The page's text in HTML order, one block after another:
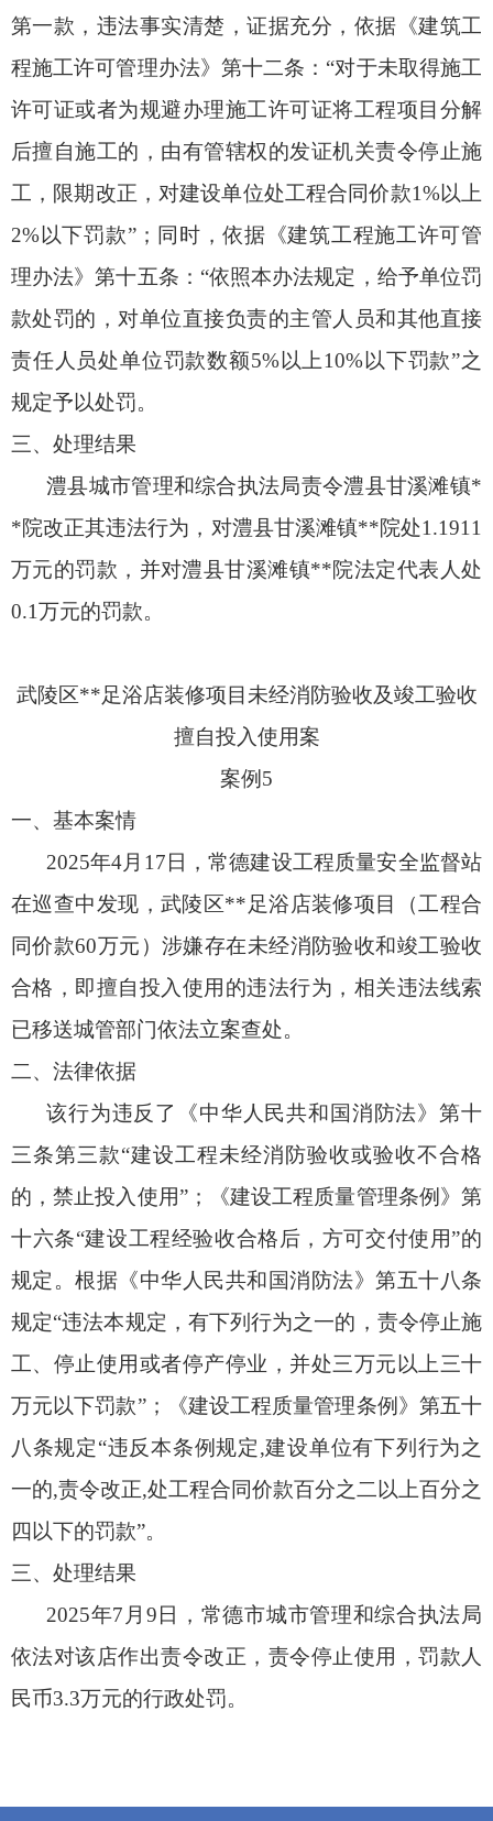
第一款，违法事实清楚，证据充分，依据《建筑工
程施工许可管理办法》第十二条：“对于未取得施工
许可证或者为规避办理施工许可证将工程项目分解
后擅自施工的，由有管辖权的发证机关责令停止施
工，限期改正，对建设单位处工程合同价款1%以上
2%以下罚款”；同时，依据《建筑工程施工许可管
理办法》第十五条：“依照本办法规定，给予单位罚
款处罚的，对单位直接负责的主管人员和其他直接
责任人员处单位罚款数额5%以上10%以下罚款”之
规定予以处罚。
三、处理结果
澧县城市管理和综合执法局责令澧县甘溪滩镇*
*院改正其违法行为，对澧县甘溪滩镇**院处1.1911
万元的罚款，并对澧县甘溪滩镇**院法定代表人处
0.1万元的罚款。
武陵区**足浴店装修项目未经消防验收及竣工验收
擅自投入使用案
案例5
一、基本案情
2025年4月17日，常德建设工程质量安全监督站
在巡查中发现，武陵区**足浴店装修项目（工程合
同价款60万元）涉嫌存在未经消防验收和竣工验收
合格，即擅自投入使用的违法行为，相关违法线索
已移送城管部门依法立案查处。
二、法律依据
该行为违反了《中华人民共和国消防法》第十
三条第三款“建设工程未经消防验收或验收不合格
的，禁止投入使用”；《建设工程质量管理条例》第
十六条“建设工程经验收合格后，方可交付使用”的
规定。根据《中华人民共和国消防法》第五十八条
规定“违法本规定，有下列行为之一的，责令停止施
工、停止使用或者停产停业，并处三万元以上三十
万元以下罚款”；《建设工程质量管理条例》第五十
八条规定“违反本条例规定,建设单位有下列行为之
一的,责令改正,处工程合同价款百分之二以上百分之
四以下的罚款”。
三、处理结果
2025年7月9日，常德市城市管理和综合执法局
依法对该店作出责令改正，责令停止使用，罚款人
民币3.3万元的行政处罚。